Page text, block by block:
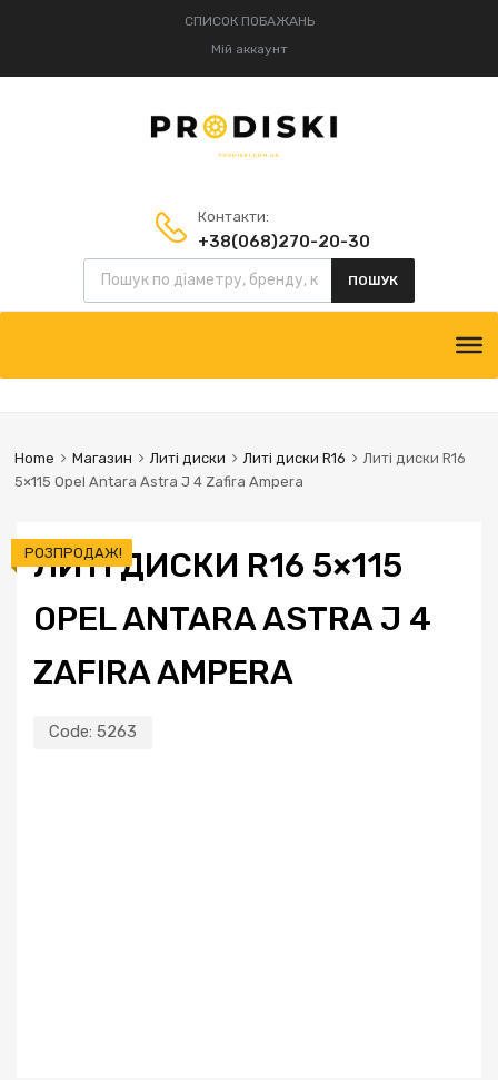
СПИСОК ПОБАЖАНЬ
Мій аккаунт
Контакти:
+38(068)270-20-30
+38(095)834-52-75
Пошук товарів
ПОШУК
content
Home Магазин Литі диски Литі диски R16
Литі диски R16
5×115 Opel Antara Astra J 4 Zafira Ampera
ЛИТІ ДИСКИ R16 5×115
OPEL ANTARA ASTRA J 4
ZAFIRA AMPERA
Code: 5263
РОЗПРОДАЖ!